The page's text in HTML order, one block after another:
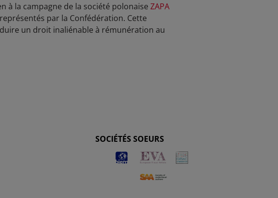
à la campagne de la société polonaise ZAPA
par la Confédération. Cette
un droit inaliénable à rémunération au
SOCIÉTÉS SOEURS